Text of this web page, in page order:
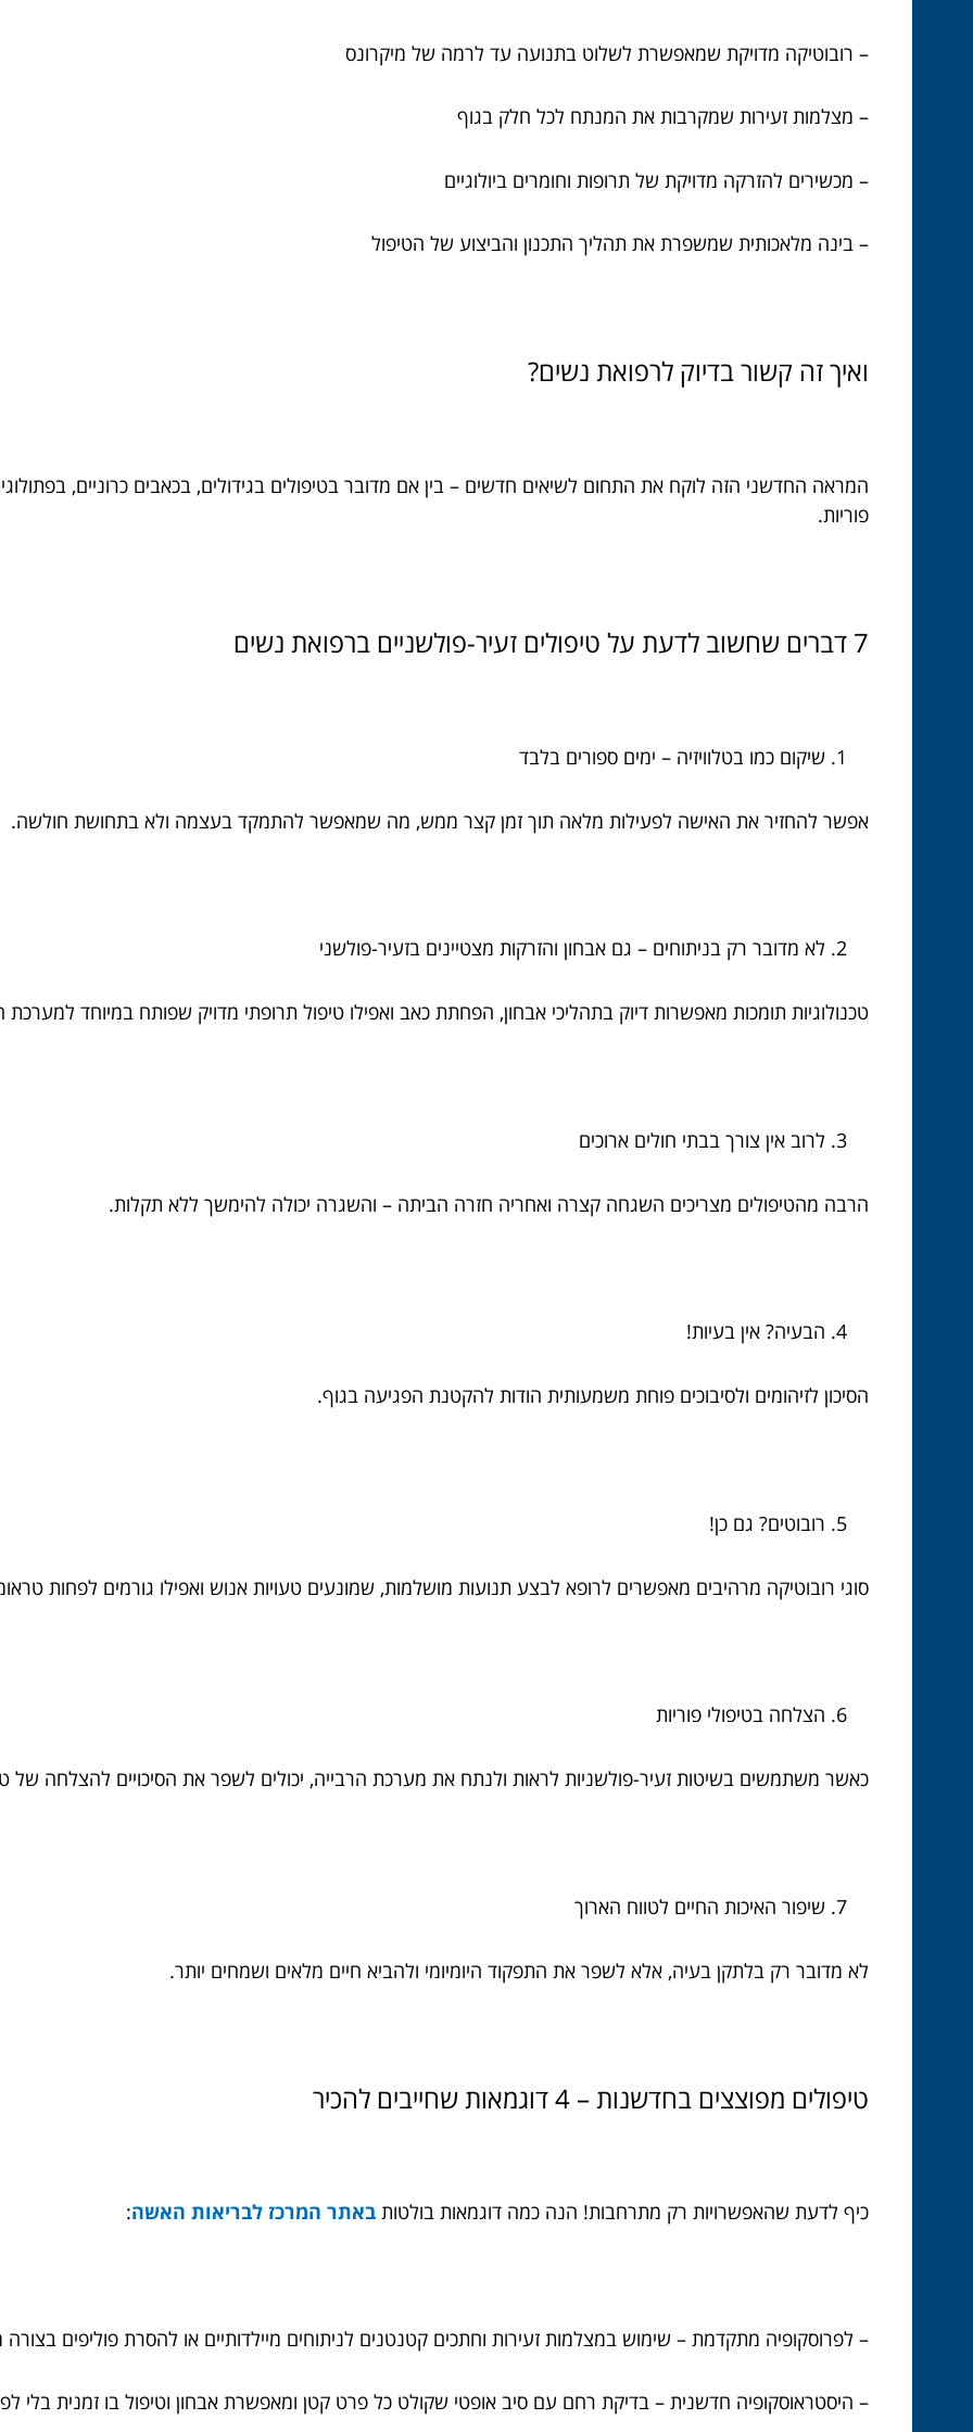
– רובוטיקה מדויקת שמאפשרת לשלוט בתנועה עד לרמה של מיקרונס
– מצלמות זעירות שמקרבות את המנתח לכל חלק בגוף
– מכשירים להזרקה מדויקת של תרופות וחומרים ביולוגיים
– בינה מלאכותית שמשפרת את תהליך התכנון והביצוע של הטיפול
ואיך זה קשור בדיוק לרפואת נשים?
המראה החדשני הזה לוקח את התחום לשיאים חדשים – בין אם מדובר בטיפולים בגידולים, בכאבים כרוניים,
פוריות.
7 דברים שחשוב לדעת על טיפולים זעיר-פולשניים ברפואת נשים
שיקום כמו בטלוויזיה – ימים ספורים בלבד
אפשר להחזיר את האישה לפעילות מלאה תוך זמן קצר ממש, מה שמאפשר להתמקד בעצמה ולא בתחושת חולשה.
לא מדובר רק בניתוחים – גם אבחון והזרקות מצטיינים בזעיר-פולשני
טכנולוגיות תומכות מאפשרות דיוק בתהליכי אבחון, הפחתת כאב ואפילו טיפול תרופתי מדויק שפותח במיוחד
לרוב אין צורך בבתי חולים ארוכים
הרבה מהטיפולים מצריכים השגחה קצרה ואחריה חזרה הביתה – והשגרה יכולה להימשך ללא תקלות.
הבעיה? אין בעיות!
הסיכון לזיהומים ולסיבוכים פוחת משמעותית הודות להקטנת הפגיעה בגוף.
רובוטים? גם כן!
סוגי רובוטיקה מרהיבים מאפשרים לרופא לבצע תנועות מושלמות, שמונעים טעויות אנוש ואפילו גורמים לפחות
הצלחה בטיפולי פוריות
כאשר משתמשים בשיטות זעיר-פולשניות לראות ולנתח את מערכת הרבייה, יכולים לשפר את הסיכויים להצלחה של
שיפור האיכות החיים לטווח הארוך
לא מדובר רק בלתקן בעיה, אלא לשפר את התפקוד היומיומי ולהביא חיים מלאים ושמחים יותר.
טיפולים מפוצצים בחדשנות – 4 דוגמאות שחייבים להכיר
כיף לדעת שהאפשרויות רק מתרחבות! הנה כמה דוגמאות בולטות באתר המרכז לבריאות האשה:
– לפרוסקופיה מתקדמת – שימוש במצלמות זעירות וחתכים קטנטנים לניתוחים מיילדותיים או להסרת פוליפים בצורה
– היסטראוסקופיה חדשנית – בדיקת רחם עם סיב אופטי שקולט כל פרט קטן ומאפשרת אבחון וטיפול בו זמנית בלי